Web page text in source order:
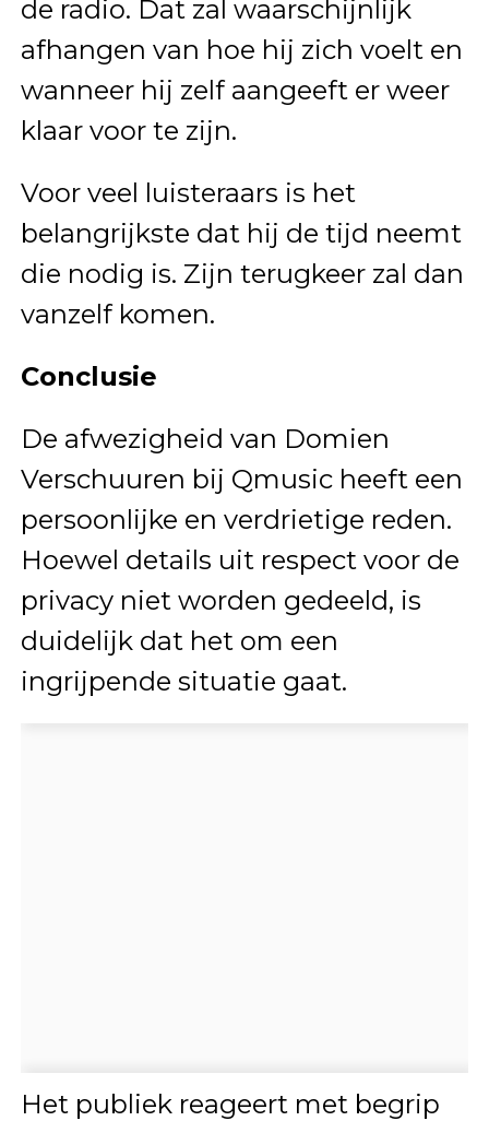
de radio. Dat zal waarschijnlijk
afhangen van hoe hij zich voelt en
wanneer hij zelf aangeeft er weer
klaar voor te zijn.
Voor veel luisteraars is het
belangrijkste dat hij de tijd neemt
die nodig is. Zijn terugkeer zal dan
vanzelf komen.
Conclusie
De afwezigheid van Domien
Verschuuren bij Qmusic heeft een
persoonlijke en verdrietige reden.
Hoewel details uit respect voor de
privacy niet worden gedeeld, is
duidelijk dat het om een
ingrijpende situatie gaat.
Het publiek reageert met begrip